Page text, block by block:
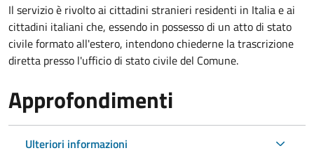
Il servizio è rivolto ai cittadini stranieri residenti in Italia e ai
cittadini italiani che, essendo in possesso di un atto di stato
civile formato all'estero, intendono chiederne la trascrizione
diretta presso l'ufficio di stato civile del Comune.
Approfondimenti
Ulteriori informazioni